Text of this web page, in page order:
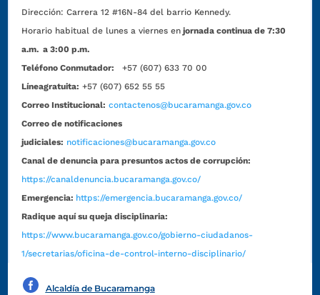
Dirección:Carrera 12 #16N-84 del barrio Kennedy.
Horario habitual de lunes a viernes en jornada continua de 7:30
a.m. a 3:00 p.m.
Teléfono Conmutador:
+57 (607) 633 70 00
Líneagratuita: +57 (607) 652 55 55
Correo Institucional: contactenos@bucaramanga.gov.co
Correo de notificaciones
judiciales: notificaciones@bucaramanga.gov.co
Canal de denuncia para presuntos actos de corrupción:
https://canaldenuncia.bucaramanga.gov.co/
Emergencia: https://emergencia.bucaramanga.gov.co/
Radique aquí su queja disciplinaria:
https://www.bucaramanga.gov.co/gobierno-ciudadanos-
1/secretarias/oficina-de-control-interno-disciplinario/
Alcaldía de Bucaramanga